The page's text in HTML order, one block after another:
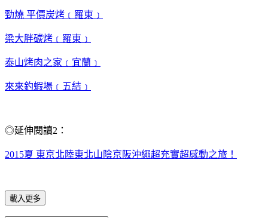
勁燒 平價炭烤﹝羅東﹞
梁大胖碳烤﹝羅東﹞
泰山烤肉之家﹝宜蘭﹞
來來釣蝦場﹝五結﹞
◎延伸閱讀2：
2015夏 東京北陸東北山陰京阪沖繩超充實超感動之旅！
載入更多